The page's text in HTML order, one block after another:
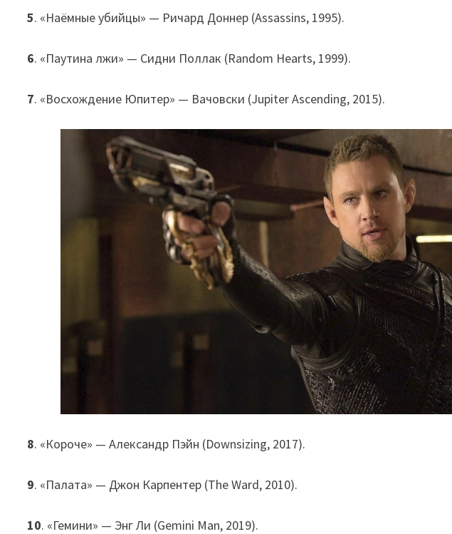
5. «Наёмные убийцы» — Ричард Доннер (Assassins, 1995).
6. «Паутина лжи» — Сидни Поллак (Random Hearts, 1999).
7. «Восхождение Юпитер» — Вачовски (Jupiter Ascending, 2015).
8. «Короче» — Александр Пэйн (Downsizing, 2017).
9. «Палата» — Джон Карпентер (The Ward, 2010).
10. «Гемини» — Энг Ли (Gemini Man, 2019).